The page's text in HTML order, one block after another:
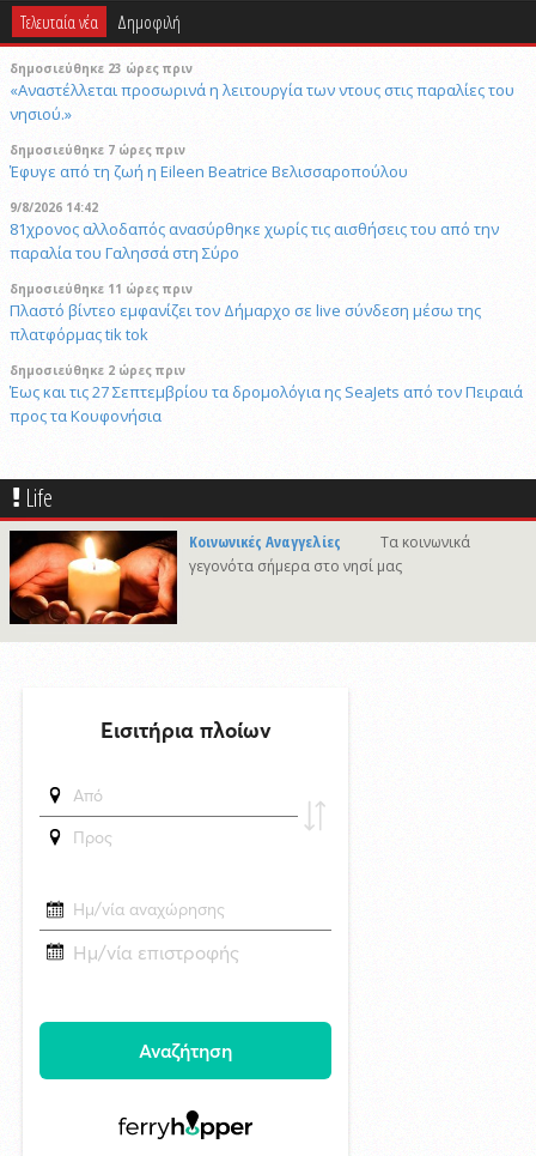
Τελευταία νέα Δημοφιλή
δημοσιεύθηκε 23 ώρες πριν
«Αναστέλλεται προσωρινά η λειτουργία των ντους στις παραλίες του
νησιού.»
δημοσιεύθηκε 7 ώρες πριν
Έφυγε από τη ζωή η Eileen Beatrice Βελισσαροπούλου
9/8/2026 14:42
81χρονος αλλοδαπός ανασύρθηκε χωρίς τις αισθήσεις του από την
παραλία του Γαλησσά στη Σύρο
δημοσιεύθηκε 11 ώρες πριν
Πλαστό βίντεο εμφανίζει τον Δήμαρχο σε live σύνδεση μέσω της
πλατφόρμας tik tok
δημοσιεύθηκε 2 ώρες πριν
Έως και τις 27 Σεπτεμβρίου τα δρομολόγια ης SeaJets από τον Πειραιά
προς τα Κουφονήσια
9/8/2026 17:04
Παρέμβαση του εισαγγελέα Σύρου για το ελικόπτερο στο Σαρακήνικο
(video)
δημοσιεύθηκε 7 ώρες πριν
Τρακάρισμα στο πλοίο: Σε καλύπτει η ασφάλεια αυτοκινήτου;
9/8/2026 19:51
λύνεται με πρόχειρες ενισχύσεις το καλοκαίρι"
Life
Κοινωνικές Αναγγελίες
Τα κοινωνικά
γεγονότα σήμερα στο νησί μας